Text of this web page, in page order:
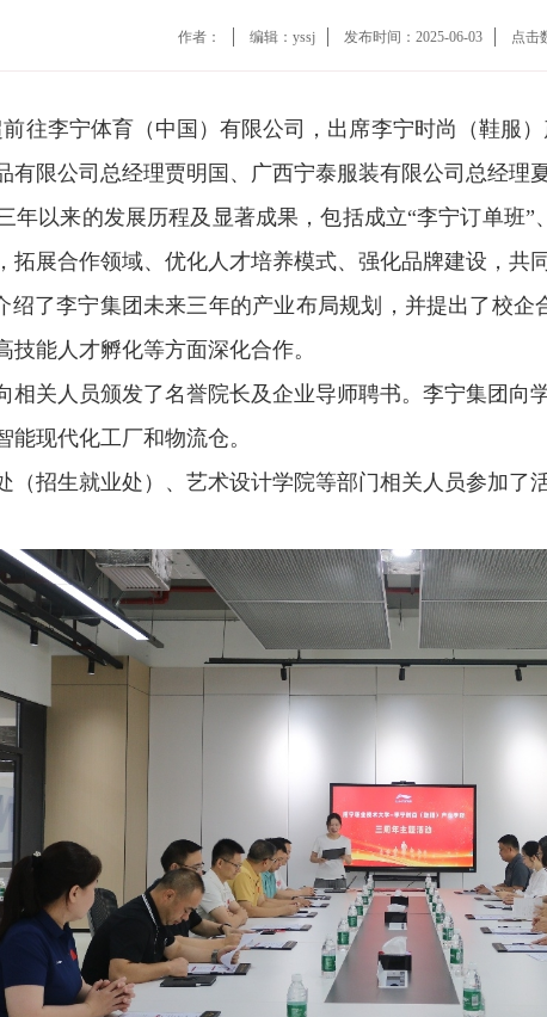
作者： 编辑：yssj 发布时间：2025-06-03 点击
往李宁体育（中国）有限公司，出席李宁时尚（鞋服
有限公司总经理贾明国、广西宁泰服装有限公司总经理
年以来的发展历程及显著成果，包括成立“李宁订单班
拓展合作领域、优化人才培养模式、强化品牌建设，共
绍了李宁集团未来三年的产业布局规划，并提出了校
能人才孵化等方面深化合作。
相关人员颁发了名誉院长及企业导师聘书。李宁集团向
现代化工厂和物流仓。
（招生就业处）、艺术设计学院等部门相关人员参加了